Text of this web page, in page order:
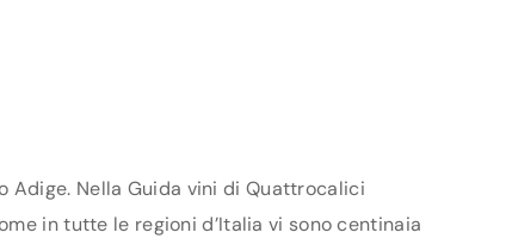
Adige. Nella Guida vini di Quattrocalici
in tutte le regioni d’Italia vi sono centinaia